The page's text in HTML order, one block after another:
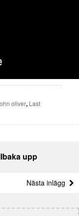
oliver, Last
upp
Nästa inlägg